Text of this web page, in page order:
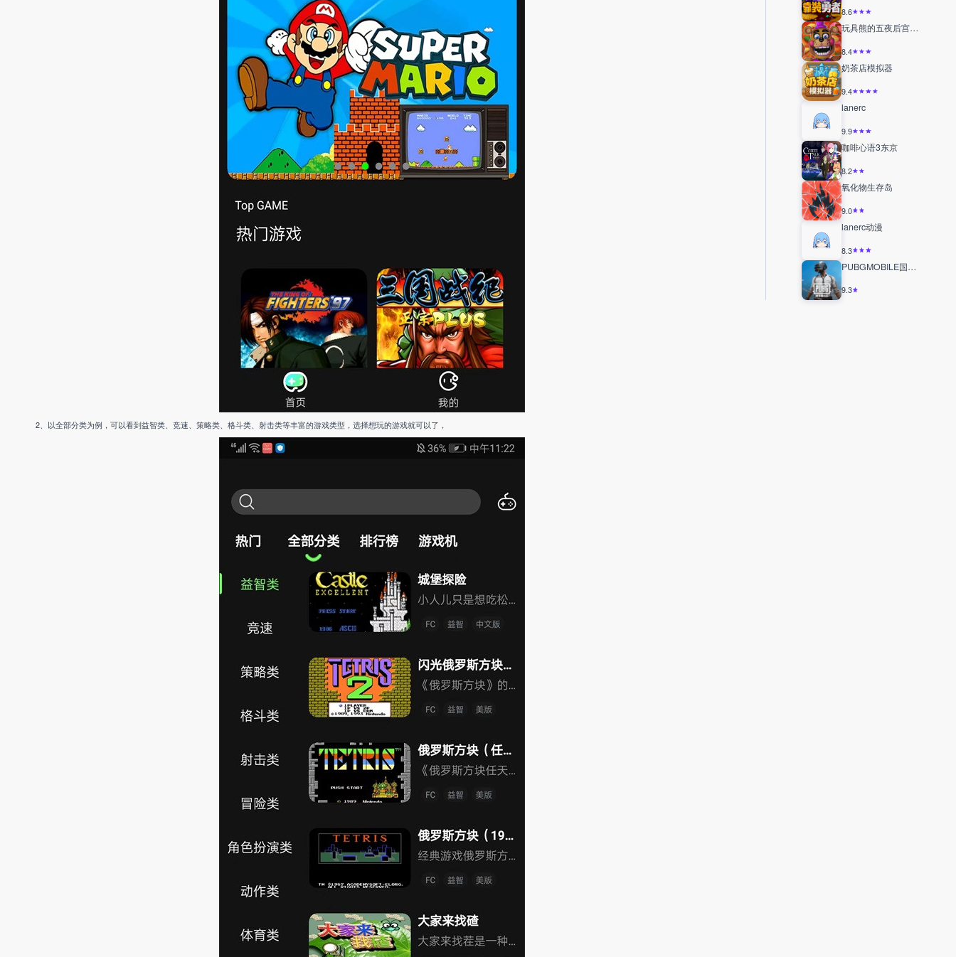
2、以全部分类为例，可以看到益智类、竞速、策略类、格斗类、射击类等丰富的游戏类型，选择想玩的游戏就可以了，
8.6
玩具熊的五夜后宫6披萨店模拟器
8.4
奶茶店模拟器
9.4
lanerc
9.9
咖啡心语3东京
8.2
氧化物生存岛
9.0
lanerc动漫
8.3
PUBGMOBILE国际服
9.3